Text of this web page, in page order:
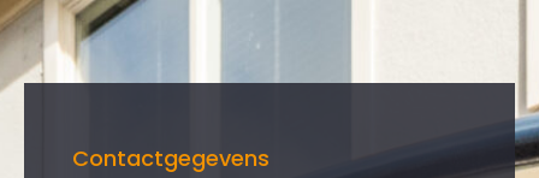
Contactgegevens